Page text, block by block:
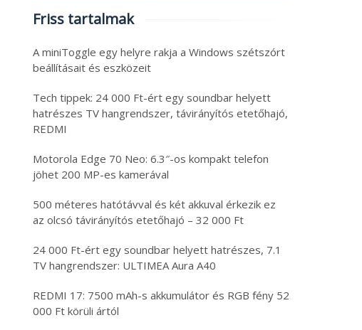
Friss tartalmak
A miniToggle egy helyre rakja a Windows szétszórt
beállításait és eszközeit
Tech tippek: 24 000 Ft-ért egy soundbar helyett
hatrészes TV hangrendszer, távirányítós etetőhajó,
REDMI
Motorola Edge 70 Neo: 6.3″-os kompakt telefon
jöhet 200 MP-es kamerával
500 méteres hatótávval és két akkuval érkezik ez
az olcsó távirányítós etetőhajó – 32 000 Ft
24 000 Ft-ért egy soundbar helyett hatrészes, 7.1
TV hangrendszer: ULTIMEA Aura A40
REDMI 17: 7500 mAh-s akkumulátor és RGB fény 52
000 Ft körüli ártól